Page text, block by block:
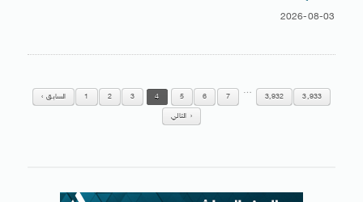
2026-08-03
السابق 1 2 3 4 5 6 7
…
3,932 3,933
التالي